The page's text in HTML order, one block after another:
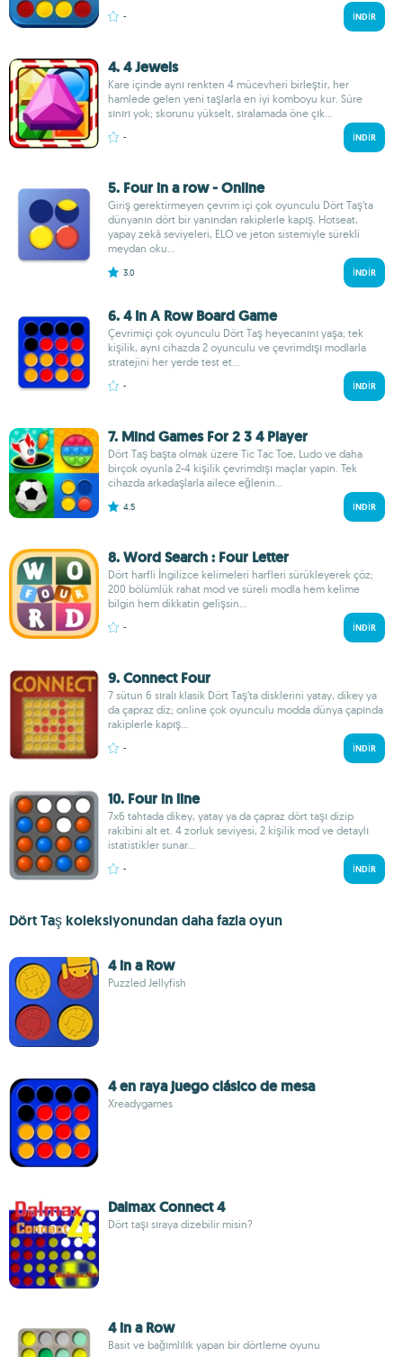
- İNDIR
4. 4 Jewels
Kare içinde aynı renkten 4 mücevheri birleştir, her
hamlede gelen yeni taşlarla en iyi komboyu kur. Süre
sınırı yok; skorunu yükselt, sıralamada öne çık...
- İNDIR
5. Four in a row - Online
Giriş gerektirmeyen çevrim içi çok oyunculu Dört Taş’ta
dünyanın dört bir yanından rakiplerle kapış. Hotseat,
yapay zekâ seviyeleri, ELO ve jeton sistemiyle sürekli
meydan oku...
3.0 İNDIR
6. 4 In A Row Board Game
Çevrimiçi çok oyunculu Dört Taş heyecanını yaşa; tek
kişilik, aynı cihazda 2 oyunculu ve çevrimdışı modlarla
stratejini her yerde test et...
- İNDIR
7. Mind Games For 2 3 4 Player
Dört Taş başta olmak üzere Tic Tac Toe, Ludo ve daha
birçok oyunla 2-4 kişilik çevrimdışı maçlar yapın. Tek
cihazda arkadaşlarla ailece eğlenin...
4.5 İNDIR
8. Word Search : Four Letter
Dört harfli İngilizce kelimeleri harfleri sürükleyerek çöz;
200 bölümlük rahat mod ve süreli modla hem kelime
bilgin hem dikkatin gelişsin...
- İNDIR
9. Connect Four
7 sütun 6 sıralı klasik Dört Taş’ta disklerini yatay, dikey ya
da çapraz diz; online çok oyunculu modda dünya çapında
rakiplerle kapış...
- İNDIR
10. Four in line
7x6 tahtada dikey, yatay ya da çapraz dört taşı dizip
rakibini alt et. 4 zorluk seviyesi, 2 kişilik mod ve detaylı
istatistikler sunar...
- İNDIR
Dört Taş koleksiyonundan daha fazla oyun
4 in a Row
Puzzled Jellyfish
4 en raya juego clásico de mesa
Xreadygames
Dalmax Connect 4
Dört taşı sıraya dizebilir misin?
4 in a Row
Basit ve bağımlılık yapan bir dörtleme oyunu